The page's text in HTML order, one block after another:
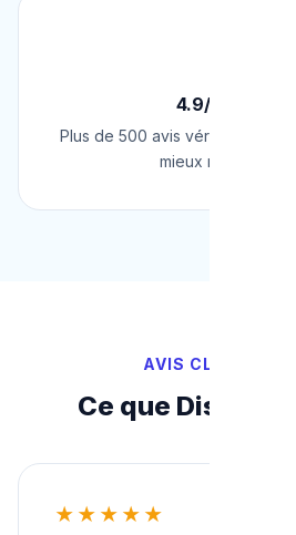
4.9/5 sur
Plus de 500 avis vérifiés sur
mieux noté de
AVIS CLIENTS
Ce que Disent
★★★★★